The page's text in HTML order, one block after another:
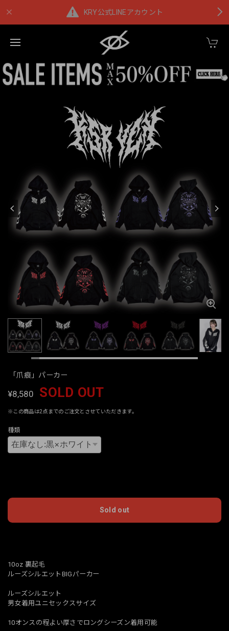
KRY公式LINEアカウント
「爪痕」パーカー
¥8,580 SOLD OUT
※この商品は2点までのご注文とさせていただきます。
種類
Sold out
10oz 裏起毛
ルーズシルエットBIGパーカー
ルーズシルエット
男女着用ユニセックスサイズ
10オンスの程よい厚さでロングシーズン着用可能